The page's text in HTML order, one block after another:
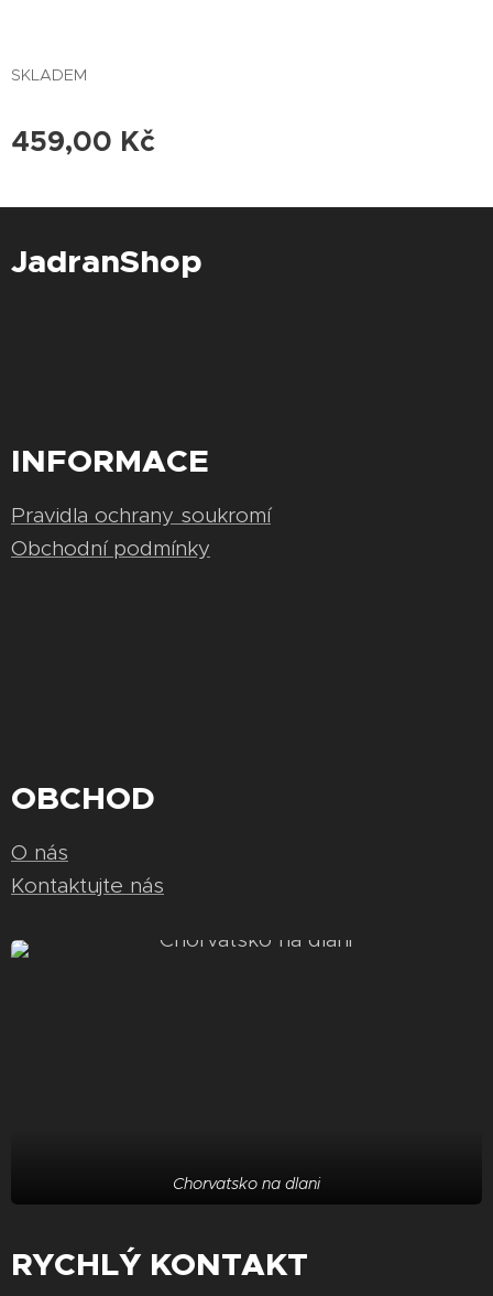
SKLADEM
459,00 Kč
JadranShop
INFORMACE
Pravidla ochrany soukromí
Obchodní podmínky
OBCHOD
O nás
Kontaktujte nás
Chorvatsko na dlani
RYCHLÝ KONTAKT